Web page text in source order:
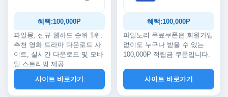
혜택:100,000P
파일몽, 신규 웹하드 순위 1위,
추천 영화 드라마 다운로드 사
이트, 실시간 다운로드 및 모바
일 스트리밍 제공
사이트 바로가기
혜택:100,000P
파일노리 무료쿠폰은 회원가입
없이도 누구나 받을 수 있는
100,000P 적립금 쿠폰입니다.
사이트 바로가기